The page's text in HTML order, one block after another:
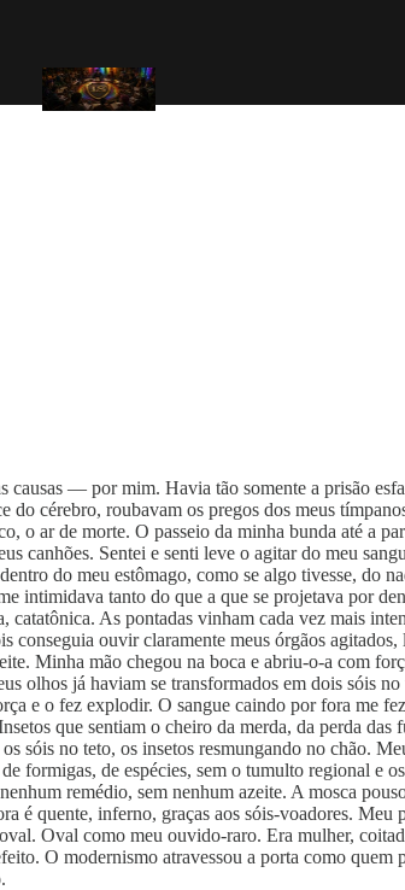
— por mim. Havia tão somente a prisão
cérebro, roubavam os pregos dos meus
o ar de morte. O passeio da minha bunda até a
canhões. Sentei e senti leve o agitar do meu
do meu estômago, como se algo tivesse, do
intimidava tanto do que a que se projetava por
As pontadas vinham cada vez mais
ouvir claramente meus órgãos
Minha mão chegou na boca e abriu-o-a com
já haviam se transformados em dois sóis
e o fez explodir. O sangue caindo por fora me
que sentiam o cheiro da merda, da perda
sóis no teto, os insetos resmungando no chão.
de espécies, sem o tumulto regional e
remédio, sem nenhum azeite. A mosca
quente, inferno, graças aos sóis-voadores. Meu
Oval como meu ouvido-raro. Era mulher,
O modernismo atravessou a porta como